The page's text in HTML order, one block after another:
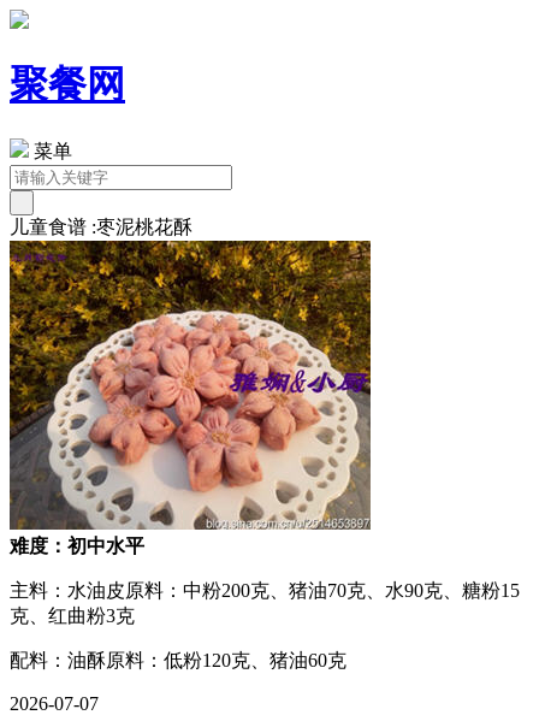
聚餐网
菜单
儿童食谱 :枣泥桃花酥
难度：初中水平
主料：水油皮原料：中粉200克、猪油70克、水90克、糖粉15
克、红曲粉3克
配料：油酥原料：低粉120克、猪油60克
2026-07-07